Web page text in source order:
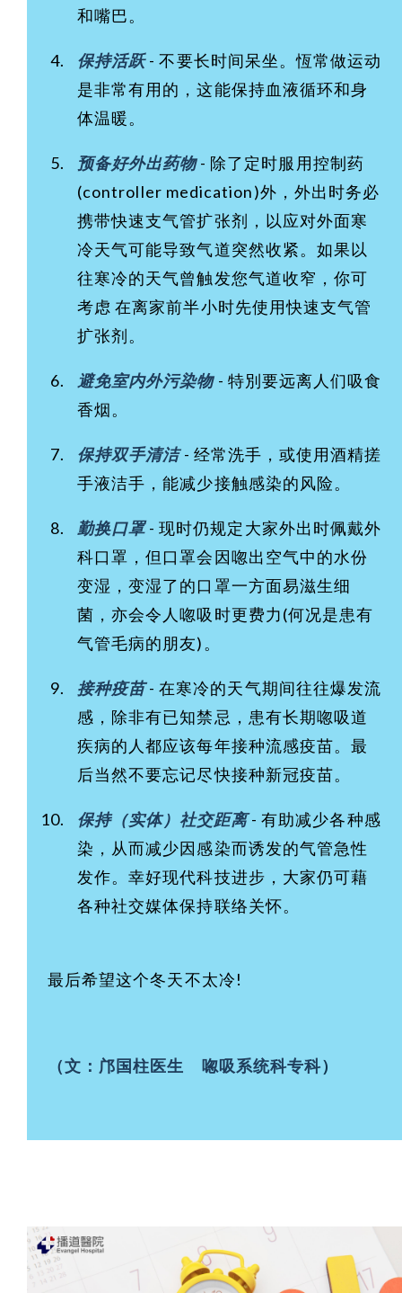
和嘴巴。
保持活跃 - 不要长时间呆坐。恆常做运动
是非常有用的，这能保持血液循环和身
体温暖。
预备好外出药物- 除了定时服用控制药
(controller medication)外，外出时务必
携带快速支气管扩张剂，以应对外面寒
冷天气可能导致气道突然收紧。如果以
往寒冷的天气曾触发您气道收窄，你可
考虑 在离家前半小时先使用快速支气管
扩张剂。
避免室内外污染物 - 特別要远离人们吸食
香烟。
保持双手清洁 - 经常洗手，或使用酒精搓
手液洁手，能减少接触感染的风险。
勤换口罩- 现时仍规定大家外出时佩戴外
科口罩，但口罩会因唿出空气中的水份
变湿，变湿了的口罩一方面易滋生细
菌，亦会令人唿吸时更费力(何况是患有
气管毛病的朋友)。
接种疫苗- 在寒冷的天气期间往往爆发流
感，除非有已知禁忌，患有长期唿吸道
疾病的人都应该每年接种流感疫苗。最
后当然不要忘记尽快接种新冠疫苗。
保持（实体）社交距离- 有助减少各种感
染，从而减少因感染而诱发的气管急性
发作。幸好现代科技进步，大家仍可藉
各种社交媒体保持联络关怀。
最后希望这个冬天不太冷!
（文：邝国柱医生 唿吸系统科专科）